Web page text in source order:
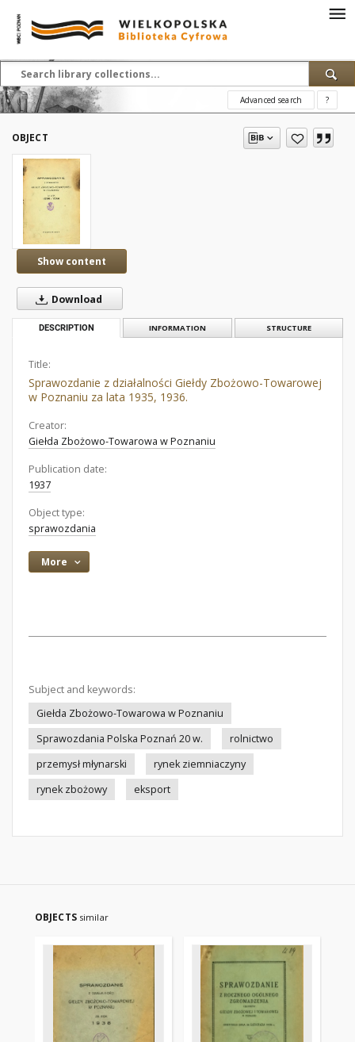
Advanced search ?
OBJECT
Show content
Download
DESCRIPTION INFORMATION STRUCTURE
Title:
Sprawozdanie z działalności Giełdy Zbożowo-Towarowej
w Poznaniu za lata 1935, 1936.
Creator:
Giełda Zbożowo-Towarowa w Poznaniu
Publication date:
1937
Object type:
sprawozdania
More
Subject and keywords:
Giełda Zbożowo-Towarowa w Poznaniu
Sprawozdania Polska Poznań 20 w.
rolnictwo
przemysł młynarski
rynek ziemniaczyny
rynek zbożowy
eksport
OBJECTS similar